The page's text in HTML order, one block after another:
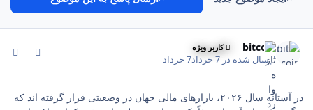
bitcoin کاربر ویژه
ارسال شده در7 خرداد 7 خرداد
در آستانه سال ۲۰۲۶، بازارهای مالی جهان در وضعیتی قرار گرفته ‌اند که